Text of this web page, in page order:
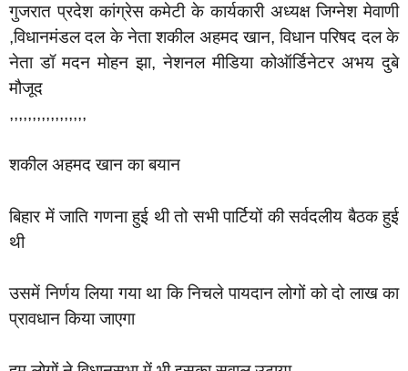
गुजरात प्रदेश कांग्रेस कमेटी के कार्यकारी अध्यक्ष जिग्नेश मेवाणी
,विधानमंडल दल के नेता शकील अहमद खान, विधान परिषद दल के
नेता डॉ मदन मोहन झा, नेशनल मीडिया कोऑर्डिनेटर अभय दुबे
मौजूद
,,,,,,,,,,,,,,,,,
शकील अहमद खान का बयान
बिहार में जाति गणना हुई थी तो सभी पार्टियों की सर्वदलीय बैठक हुई
थी
उसमें निर्णय लिया गया था कि निचले पायदान लोगों को दो लाख का
प्रावधान किया जाएगा